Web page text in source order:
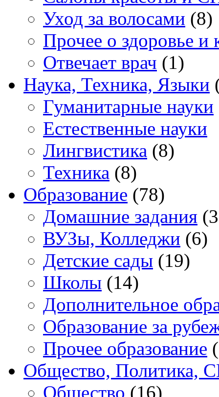
Уход за волосами (8)
Прочее о здоровье и
Отвечает врач (1)
Наука, Техника, Языки
Гуманитарные науки
Естественные науки
Лингвистика (8)
Техника (8)
Образование (78)
Домашние задания
ВУЗы, Колледжи (6)
Детские сады (19)
Школы (14)
Дополнительное
Образование за
Прочее образование
Общество, Политика,
Общество (16)